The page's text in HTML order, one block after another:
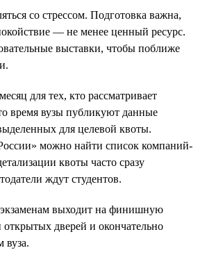
со стрессом. Подготовка важна,
— не менее ценный ресурс.
выставки, чтобы поближе
для тех, кто рассматривает
время вузы публикуют данные
для целевой квоты.
можно найти список компаний-
квоты часто сразу
ждут студентов.
выходит на финишную
дверей и окончательно
вуза.